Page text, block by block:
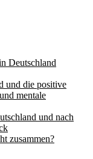
Deutschland
und die positive
mentale
und nach
zusammen?